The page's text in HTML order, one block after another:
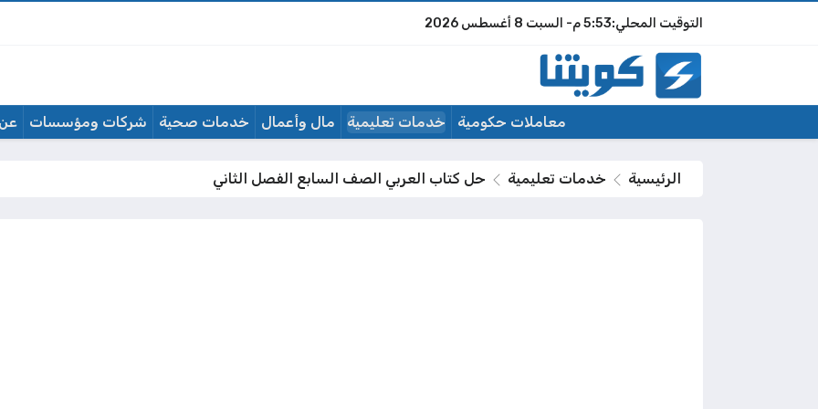
5:53 م السبت 8 أغسطس 2026
معاملات حكومية خدمات تعليمية مال وأعمال خدمات صحية شركات ومؤسسات
الرئيسية خدمات تعليمية حل كتاب العربي الصف السابع الفصل الثاني